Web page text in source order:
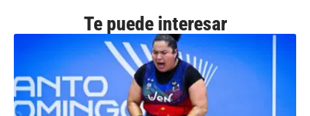
Te puede interesar